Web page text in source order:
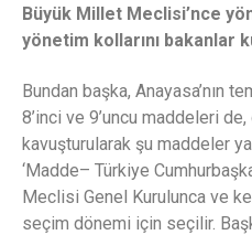
Büyük Millet Meclisi’nce
yönetim kollarını bakanlar
Bundan başka, Anayasa’nın
8’inci ve 9’uncu maddeleri
kavuşturularak şu maddeler
‘Madde– Türkiye
Meclisi Genel Kurulunca ve
seçim dönemi için seçilir.